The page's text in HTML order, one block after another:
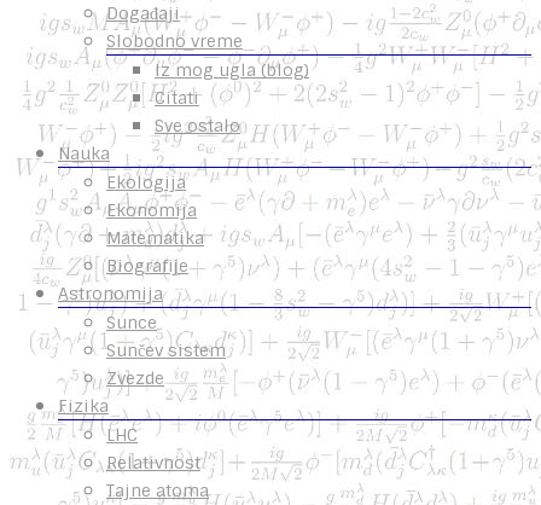
Događaji
Slobodno vreme
Iz mog ugla (blog)
Citati
Sve ostalo
Nauka
Ekologija
Ekonomija
Matematika
Biografije
Astronomija
Sunce
Sunčev sistem
Zvezde
Fizika
LHC
Relativnost
Tajne atoma